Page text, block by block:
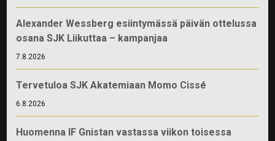
Alexander Wessberg esiintymässä päivän ottelussa
osana SJK Liikuttaa – kampanjaa
7.8.2026
Tervetuloa SJK Akatemiaan Momo Cissé
6.8.2026
Huomenna IF Gnistan vastassa viikon toisessa